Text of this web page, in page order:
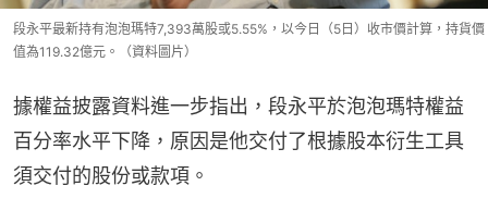
段永平最新持有泡泡瑪特7,393萬股或5.55%，以今日（5日）收市價計算，持貨價
值為119.32億元。（資料圖片）
據權益披露資料進一步指出，段永平於泡泡瑪特權益
百分率水平下降，原因是他交付了根據股本衍生工具
須交付的股份或款項。